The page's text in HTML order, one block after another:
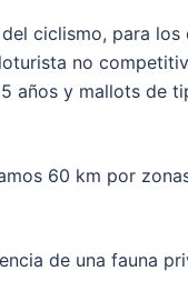
ciclismo, para
no
años y mallots de
60 km por
de una fauna